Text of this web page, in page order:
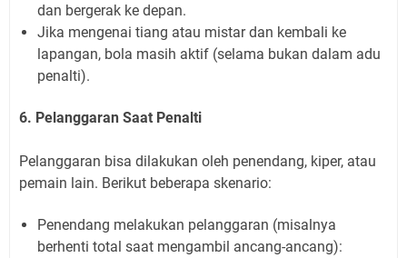
dan bergerak ke depan.
Jika mengenai tiang atau mistar dan kembali ke
lapangan, bola masih aktif (selama bukan dalam adu
penalti).
6. Pelanggaran Saat Penalti
Pelanggaran bisa dilakukan oleh penendang, kiper, atau
pemain lain. Berikut beberapa skenario:
Penendang melakukan pelanggaran (misalnya
berhenti total saat mengambil ancang-ancang):